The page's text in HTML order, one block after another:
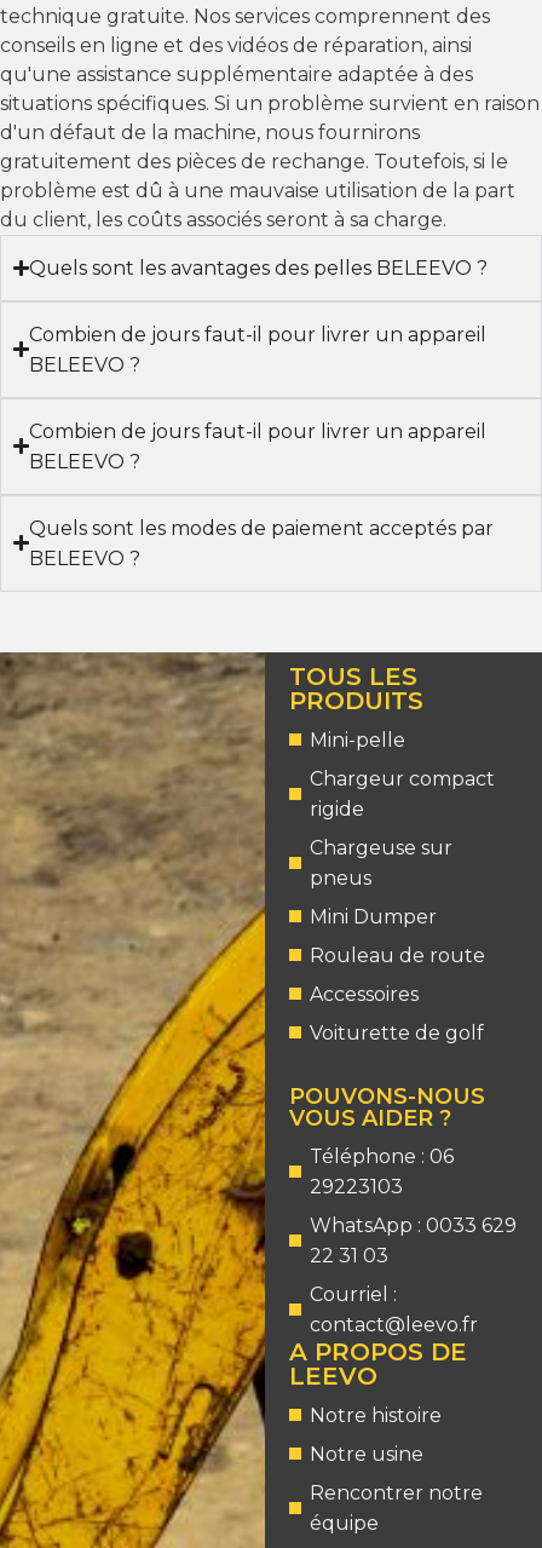
technique gratuite. Nos services comprennent des
conseils en ligne et des vidéos de réparation, ainsi
qu'une assistance supplémentaire adaptée à des
situations spécifiques. Si un problème survient en raison
d'un défaut de la machine, nous fournirons
gratuitement des pièces de rechange. Toutefois, si le
problème est dû à une mauvaise utilisation de la part
du client, les coûts associés seront à sa charge.
Quels sont les avantages des pelles BELEEVO ?
Combien de jours faut-il pour livrer un appareil
BELEEVO ?
Combien de jours faut-il pour livrer un appareil
BELEEVO ?
Quels sont les modes de paiement acceptés par
BELEEVO ?
TOUS LES
PRODUITS
Mini-pelle
Chargeur compact
rigide
Chargeuse sur
pneus
Mini Dumper
Rouleau de route
Accessoires
Voiturette de golf
POUVONS-NOUS
VOUS AIDER ?
Téléphone : 06
29223103
WhatsApp : 0033 629
22 31 03
Courriel :
contact@leevo.fr
A PROPOS DE
LEEVO
Notre histoire
Notre usine
Rencontrer notre
équipe